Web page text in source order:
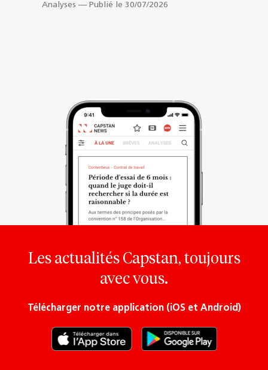
Analyses — Publié le 30/07/2026
Les actualités Capstan, toujours
avec vous.
Télécharger notre application (iOS et Android)